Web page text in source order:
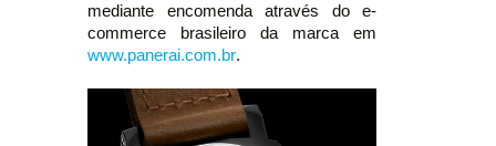
mediante encomenda através do e-
commerce brasileiro da marca em
www.panerai.com.br.